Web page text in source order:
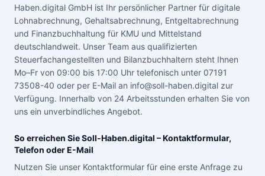
Haben.digital GmbH ist Ihr persönlicher Partner für digitale
Lohnabrechnung, Gehaltsabrechnung, Entgeltabrechnung
und Finanzbuchhaltung für KMU und Mittelstand
deutschlandweit. Unser Team aus qualifizierten
Steuerfachangestellten und Bilanzbuchhaltern steht Ihnen
Mo–Fr von 09:00 bis 17:00 Uhr telefonisch unter 07191
73508-40 oder per E-Mail an info@soll-haben.digital zur
Verfügung. Innerhalb von 24 Arbeitsstunden erhalten Sie von
uns ein unverbindliches Angebot.
So erreichen Sie Soll-Haben.digital – Kontaktformular,
Telefon oder E-Mail
Nutzen Sie unser Kontaktformular für eine erste Anfrage zu